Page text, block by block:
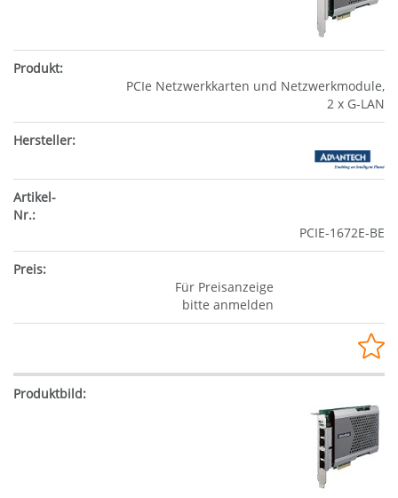
PCIe Netzwerkkarten und Netzwerkmodule,
2 x G-LAN
PCIE-1672E-BE
Für Preisanzeige
bitte anmelden